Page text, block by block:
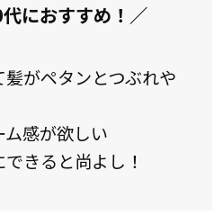
におすすめ！／
がペタンとつぶれや
感が欲しい
きると尚よし！